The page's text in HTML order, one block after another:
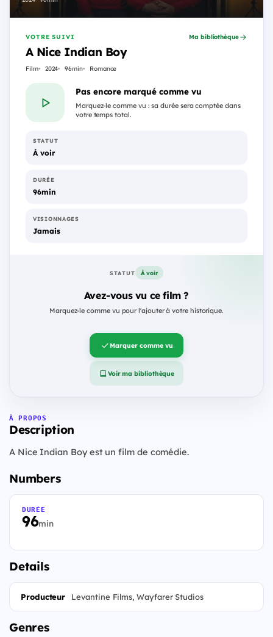
VOTRE SUIVI
A Nice Indian Boy
Film 2024 96min Romance
Ma bibliothèque
Pas encore marqué comme vu
Marquez-le comme vu : sa durée sera comptée dans
votre temps total.
STATUT
À voir
DURÉE
96min
VISIONNAGES
Jamais
STATUT À voir
Avez-vous vu ce film ?
Marquez-le comme vu pour l'ajouter à votre historique.
Marquer comme vu
Voir ma bibliothèque
À PROPOS
Description
A Nice Indian Boy est un film de comédie.
Numbers
96min
DURÉE
Details
Producteur Levantine Films, Wayfarer Studios
Genres